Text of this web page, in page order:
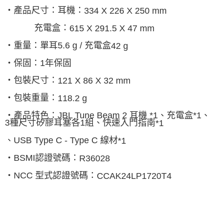
‧產品尺寸：耳機： 334 X 226 X 250 mm
充電盒： 615 X 291.5 X 47 mm
‧重量：單耳5.6 g / 充電盒42 g
‧保固： 1年保固
‧包裝尺寸： 121 X 86 X 32 mm
‧包裝重量： 118.2 g
‧產品特色： JBL Tune Beam 2 耳機 *1 、充電盒*1 、
3種尺寸矽膠耳塞各1組、快速入門指南*1
、 USB Type C - Type C 線材*1
‧ BSMI認證號碼： R36028
‧ NCC 型式認證號碼： CCAK24LP1720T4